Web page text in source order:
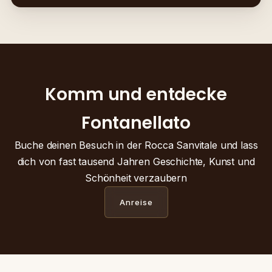
Komm und entdecke
Fontanellato
Buche deinen Besuch in der Rocca Sanvitale und lass
dich von fast tausend Jahren Geschichte, Kunst und
Schönheit verzaubern
Anreise